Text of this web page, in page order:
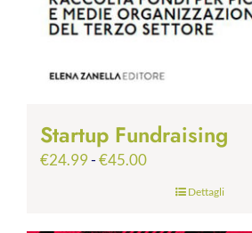
Startup Fundraising
€24.99-€45.00Fascia
Dettagli